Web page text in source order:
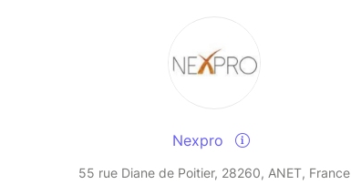
Nexpro
55 rue Diane de Poitier, 28260, ANET, France